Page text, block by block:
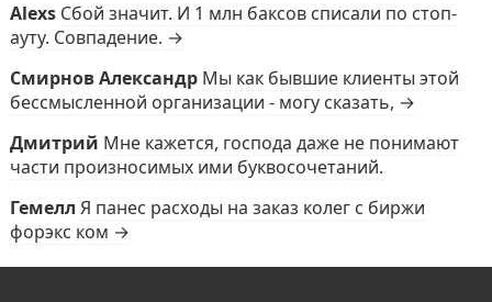
Alexs Сбой значит. И 1 млн баксов списали по стоп-
ауту. Совпадение. →
Смирнов Александр Мы как бывшие клиенты этой
бессмысленной организации - могу сказать, →
Дмитрий Мне кажется, господа даже не понимают
части произносимых ими буквосочетаний.
Гемелл Я панес расходы на заказ колег с биржи
форэкс ком →